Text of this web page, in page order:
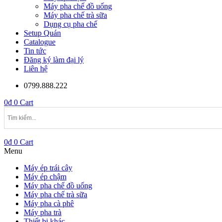
Máy pha chế đồ uống
Máy pha chế trà sữa
Dụng cụ pha chế
Setup Quán
Catalogue
Tin tức
Đăng ký làm đại lý
Liên hệ
0799.888.222
0₫ 0 Cart
0₫ 0 Cart
Menu
Máy ép trái cây
Máy ép chậm
Máy pha chế đồ uống
Máy pha chế trà sữa
Máy pha cà phê
Máy pha trà